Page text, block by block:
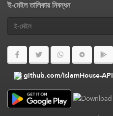
ই-মেইল তালিকায় নিবন্ধন
github.com/IslamHouse-API